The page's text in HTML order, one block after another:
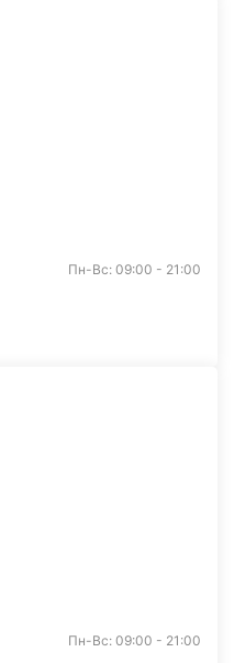
Пн-Вс: 09:00 - 21:00
Пн-Вс: 09:00 - 21:00